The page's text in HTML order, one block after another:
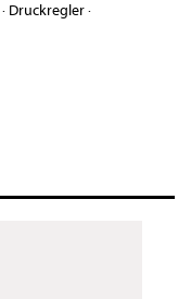
· Druckregler·